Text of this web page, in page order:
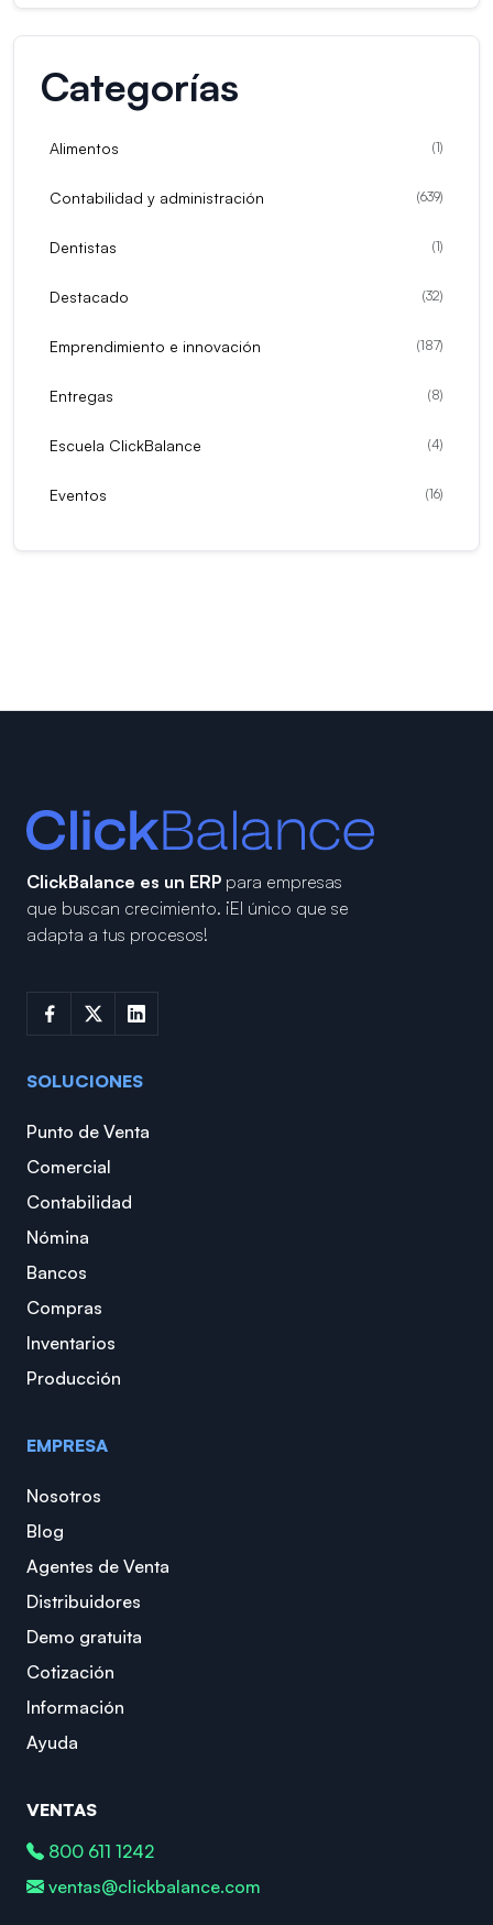
Categorías
Alimentos (1)
Contabilidad y administración (639)
Dentistas (1)
Destacado (32)
Emprendimiento e innovación (187)
Entregas (8)
Escuela ClickBalance (4)
Eventos (16)
ClickBalance es un ERP para empresas
que buscan crecimiento. ¡El único que se
adapta a tus procesos!
SOLUCIONES
Punto de Venta
Comercial
Contabilidad
Nómina
Bancos
Compras
Inventarios
Producción
EMPRESA
Nosotros
Blog
Agentes de Venta
Distribuidores
Demo gratuita
Cotización
Información
Ayuda
VENTAS
800 611 1242
ventas@clickbalance.com